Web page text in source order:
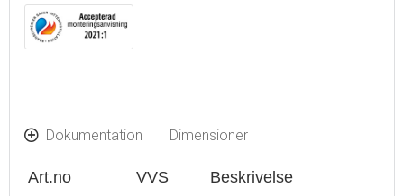
Dokumentation Dimensioner
Art.no VVS Beskrivelse